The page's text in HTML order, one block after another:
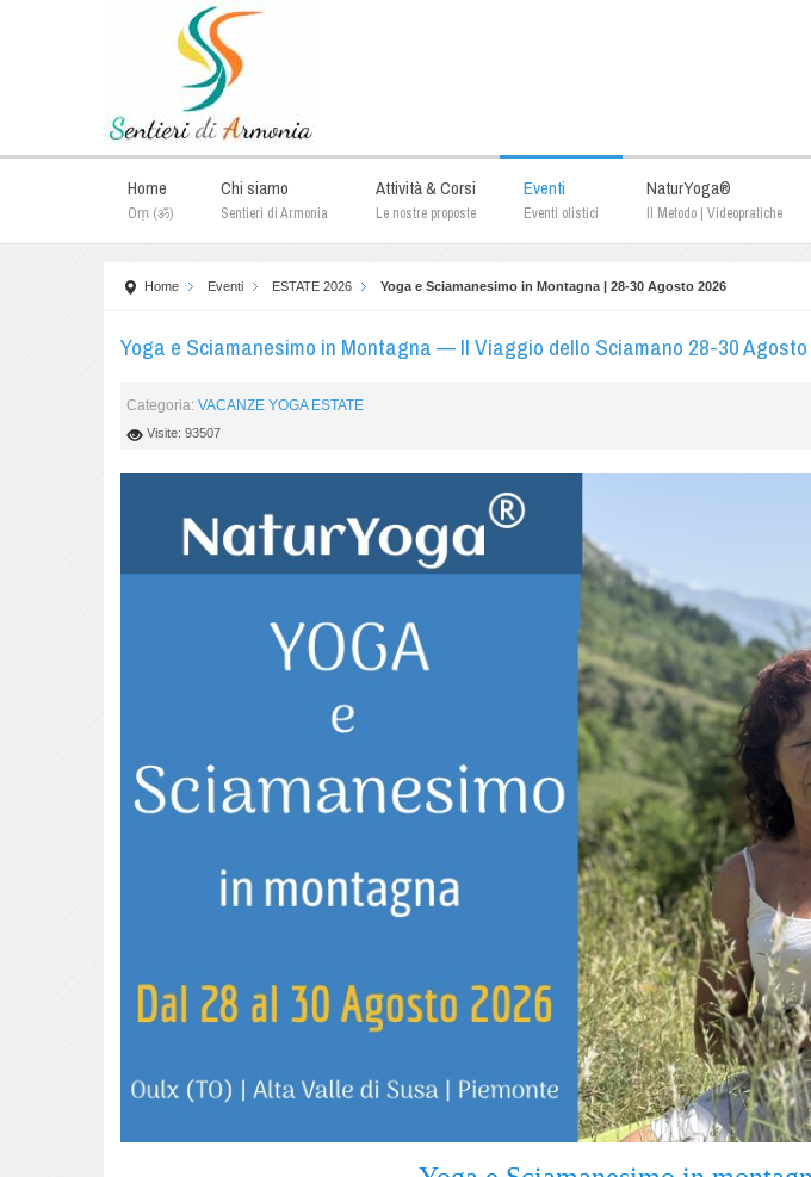
Home
Oṃ (ॐ)
Chi siamo
Sentieri di Armonia
Attività & Corsi
Le nostre proposte
Eventi
Eventi olistici
NaturYoga®
Il Metodo | Videopratiche
Home Eventi ESTATE 2026 Yoga e Sciamanesimo in Montagna | 28-30 Agosto 2026
Yoga e Sciamanesimo in Montagna — Il Viaggio dello Sciamano 28-30
Categoria:VACANZE YOGA ESTATE
Visite: 93507